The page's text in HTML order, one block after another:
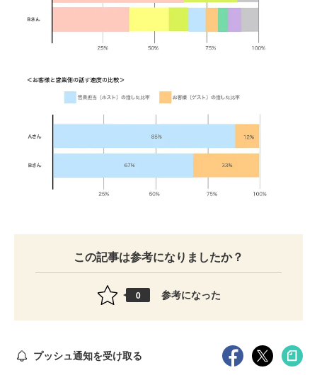
この記事は参考になりましたか？
0 参考になった
プッシュ通知を受け取る